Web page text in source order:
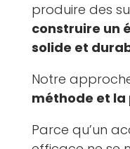
produire des
construire un
solide et
Notre
méthode et la
Parce qu’un